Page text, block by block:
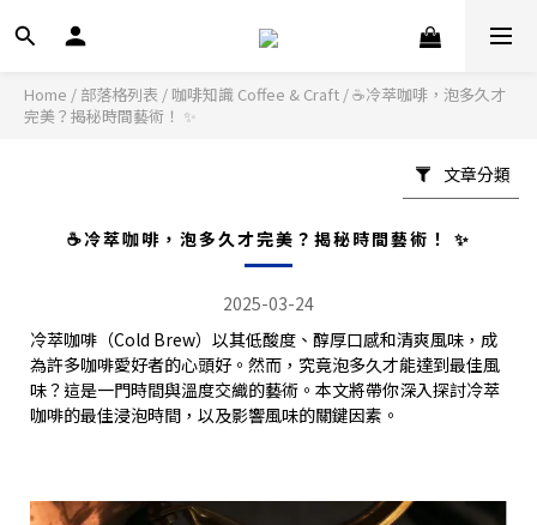
Home / 部落格列表 / 咖啡知識 Coffee & Craft /☕冷萃咖啡，泡多久才
完美？揭秘時間藝術！ ✨
文章分類
☕冷萃咖啡，泡多久才完美？揭秘時間藝術！ ✨
2025-03-24
冷萃咖啡（Cold Brew）以其低酸度、醇厚口感和清爽風味，成
為許多咖啡愛好者的心頭好。然而，究竟泡多久才能達到最佳風
味？這是一門時間與溫度交織的藝術。本文將帶你深入探討冷萃
咖啡的最佳浸泡時間，以及影響風味的關鍵因素。